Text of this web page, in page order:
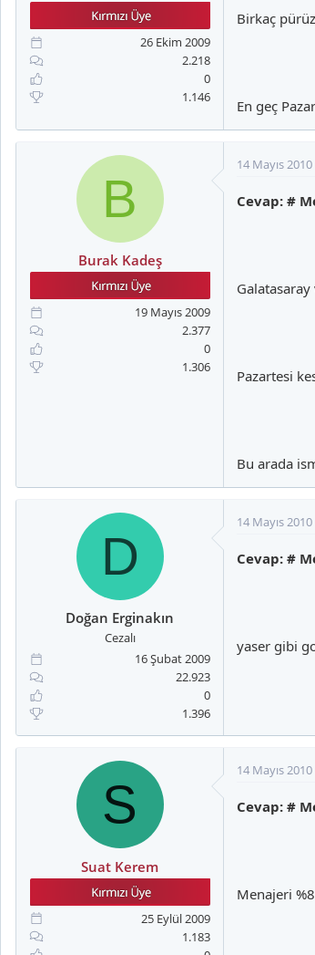
26 Ekim 2009
2.218
0
1.146
Birkaç
En geç
B
Burak Kadeş
19 Mayıs 2009
2.377
0
1.306
14 Mayıs 2010
Cevap: #
Pazartesi
Bu arada
D
Doğan Erginakın
Cezalı
16 Şubat 2009
22.923
0
1.396
14 Mayıs 2010
Cevap: #
yaser gibi
S
Suat Kerem
25 Eylül 2009
1.183
14 Mayıs 2010
Cevap: #
Menajeri